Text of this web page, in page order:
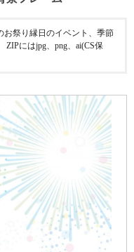
お祭り縁日のイベント、季節
にはjpg、png、ai(CS保